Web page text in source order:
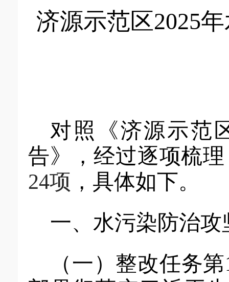
济源示范区2025
对照
《济源示范
告》
，经过逐项梳
24项 ，具体如下。
一、水污染防治
（一） 整改任务第